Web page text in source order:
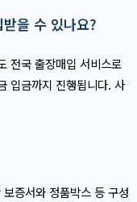
을 수 있나요?
전국 출장매입 서비스로
입금까지 진행됩니다. 사
증서와 정품박스 등 구성